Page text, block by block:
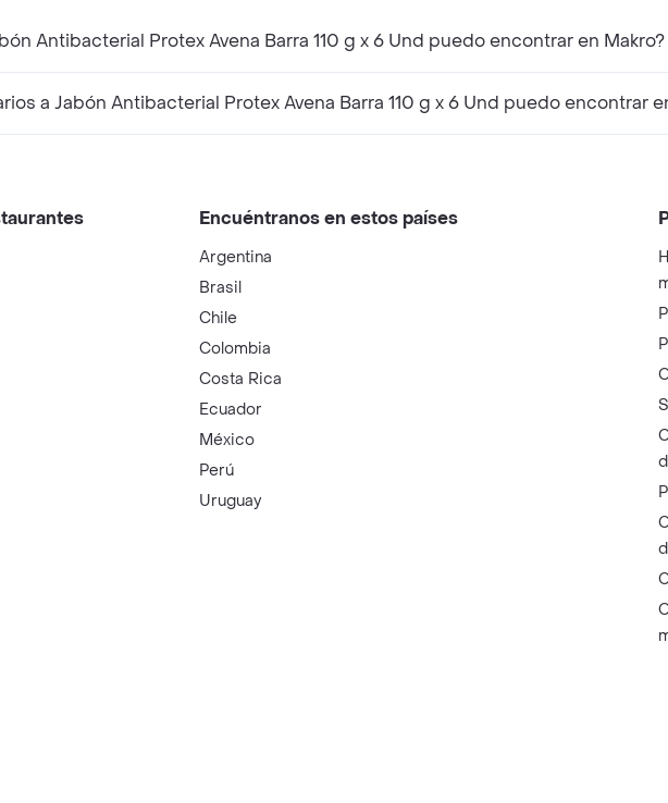
Antibacterial Protex Avena Barra 110 g x 6 Und puedo encontrar en Makro?
a Jabón Antibacterial Protex Avena Barra 110 g x 6 Und puedo encontrar
Encuéntranos en estos países
Argentina
Brasil
Chile
Colombia
Costa Rica
Ecuador
México
Perú
Uruguay